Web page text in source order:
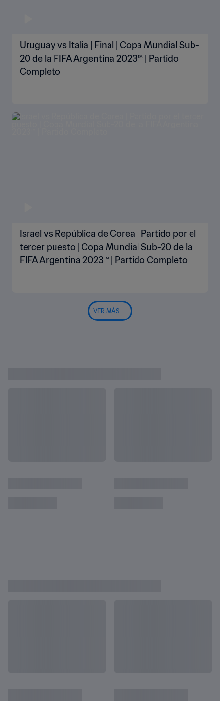
Uruguay vs Italia | Final | Copa Mundial Sub-
20 de la FIFA Argentina 2023™ | Partido
Completo
Israel vs República de Corea | Partido por el
tercer puesto | Copa Mundial Sub-20 de la
FIFA Argentina 2023™ | Partido Completo
VER MÁS